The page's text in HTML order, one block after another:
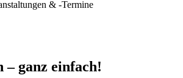
& -Termine
– ganz einfach!